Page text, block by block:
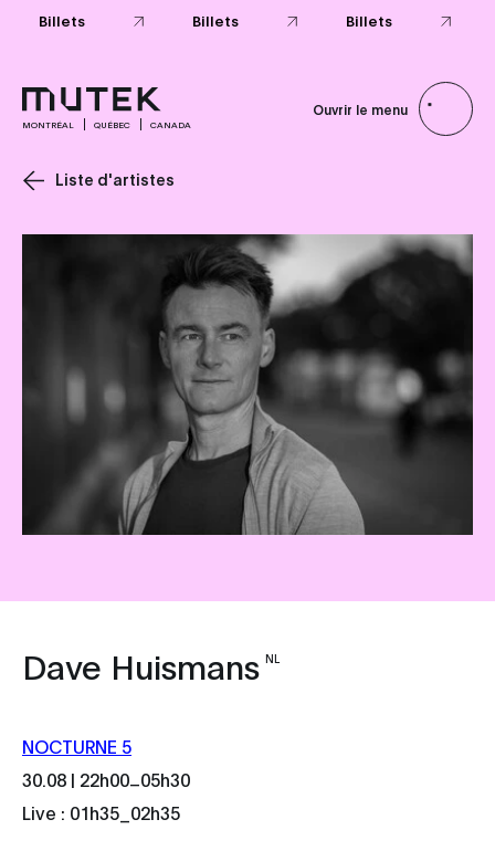
MONTRÉAL QUÉBEC CANADA
Ouvrir le menu
Liste d'artistes
Dave Huismans NL
NOCTURNE 5
30.08 | 22h00 05h30
Live : 01h35_02h35